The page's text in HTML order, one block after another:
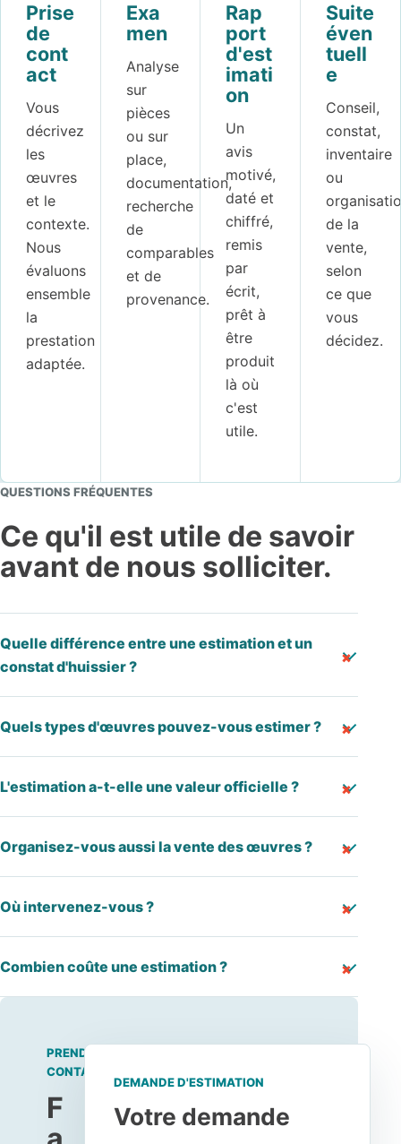
Prise
de
cont
act
Vous
décrivez
les
œuvres
et le
contexte.
Nous
évaluons
ensemble
la
prestation
adaptée.
Exa
men
Analyse
sur
pièces
ou sur
place,
documentation,
recherche
de
comparables
et de
provenance.
Rap
port
d'est
imati
on
Un
avis
motivé,
daté et
chiffré,
remis
par
écrit,
prêt à
être
produit
là où
c'est
utile.
Suite
éven
tuell
e
Conseil,
constat,
inventaire
ou
de la
vente,
selon
ce que
vous
décidez.
QUESTIONS FRÉQUENTES
Ce qu'il est utile de savoir
avant de nous solliciter.
Quelle différence entre une estimation et un
constat d'huissier ?
Quels types d'œuvres pouvez-vous estimer ?
L'estimation a-t-elle une valeur officielle ?
Organisez-vous aussi la vente des œuvres ?
Où intervenez-vous ?
Combien coûte une estimation ?
PRENDRE
CONTACT
F
DEMANDE D'ESTIMATION
Votre demande